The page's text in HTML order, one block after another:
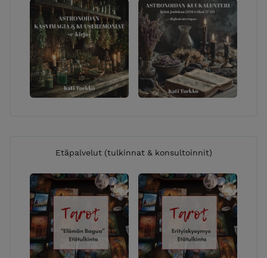
Etäpalvelut (tulkinnat & konsultoinnit)